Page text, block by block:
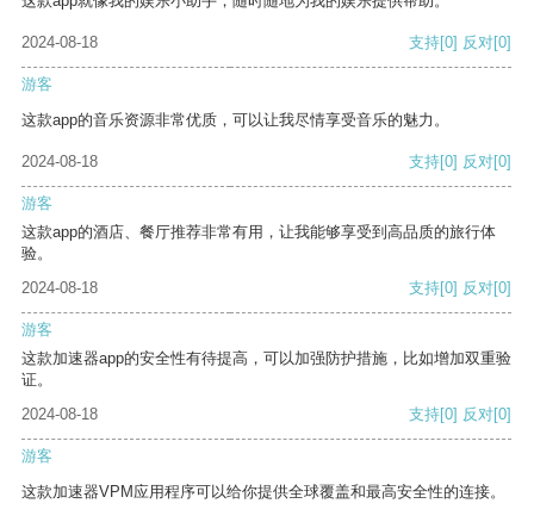
2024-08-18 支持[0] 反对[0]
游客
这款app的音乐资源非常优质，可以让我尽情享受音乐的魅力。
2024-08-18 支持[0] 反对[0]
游客
这款app的酒店、餐厅推荐非常有用，让我能够享受到高品质的旅行体
验。
2024-08-18
支持[0] 反对[0]
游客
这款加速器app的安全性有待提高，可以加强防护措施，比如增加双重验
证。
2024-08-18
支持[0] 反对[0]
游客
这款加速器VPM应用程序可以给你提供全球覆盖和最高安全性的连接。